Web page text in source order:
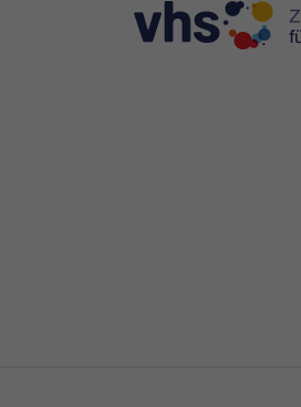
Skip to main content
Skip to page footer